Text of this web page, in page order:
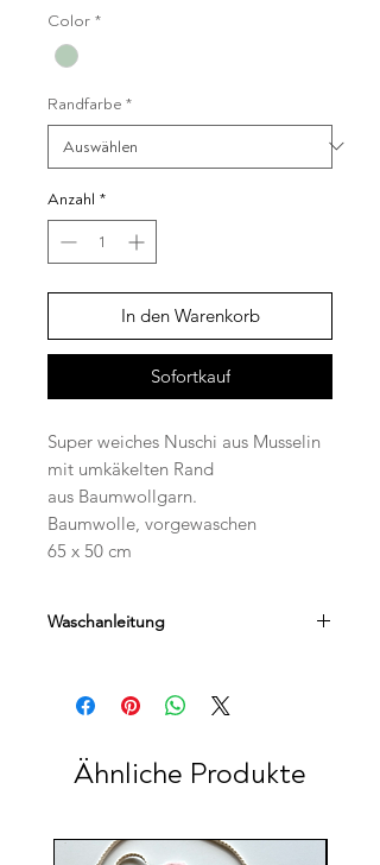
Color *
Randfarbe *
Anzahl *
In den Warenkorb
Sofortkauf
Super weiches Nuschi aus Musselin
mit umkäkelten Rand
aus Baumwollgarn.
Baumwolle, vorgewaschen
65 x 50 cm
Waschanleitung
Ähnliche Produkte